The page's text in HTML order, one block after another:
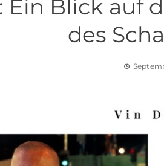
Ein Blick auf
des